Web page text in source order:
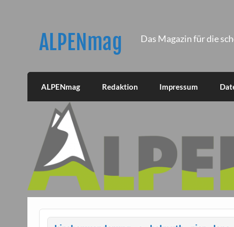
ALPENmag Das Magazin für die
ALPENmag Redaktion Impressum